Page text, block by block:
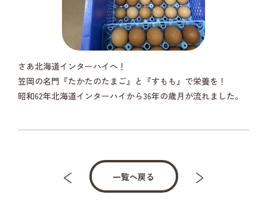
さあ北海道インターハイへ！
笠岡の名門『たかたのたまご』と『すもも』で栄養を！
昭和62年北海道インターハイから36年の歳月が流れました。
一覧へ戻る